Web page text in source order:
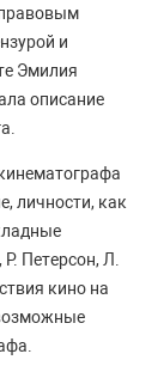
и
Эмилия
описание
личности, как
Петерсон, Л.
кино на